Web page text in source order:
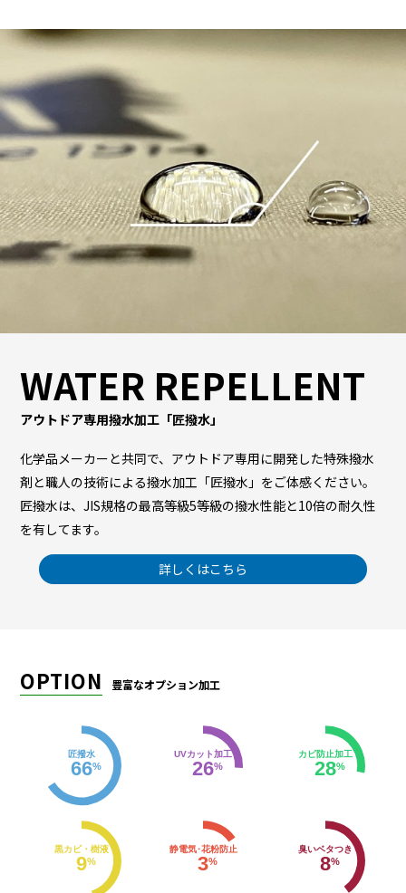
WATER REPELLENT
アウトドア専用撥水加工「匠撥水」
化学品メーカーと共同で、アウトドア専用に開発した特殊撥水
剤と職人の技術による撥水加工「匠撥水」をご体感ください。
匠撥水は、JIS規格の最高等級5等級の撥水性能と10倍の耐久性
を有してます。
詳しくはこちら
OPTION 豊富なオプション加工
匠撥水
66%
UVカット加工
26%
カビ防止加工
28%
黒カビ・樹液
9%
静電気･花粉防止
3%
臭いベタつき
8%